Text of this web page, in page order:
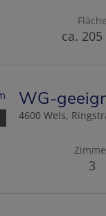
Fläche
ca. 205
WG-
4600 Wels,
3